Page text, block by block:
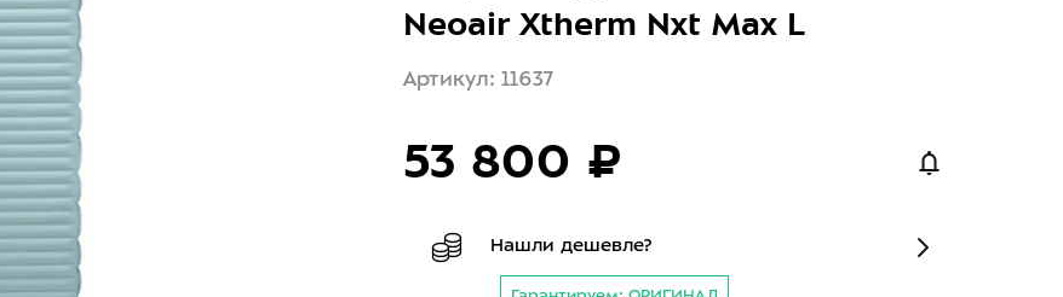
Neoair Xtherm Nxt Max L
Артикул: 11637
53 800 ₽
Нашли дешевле?